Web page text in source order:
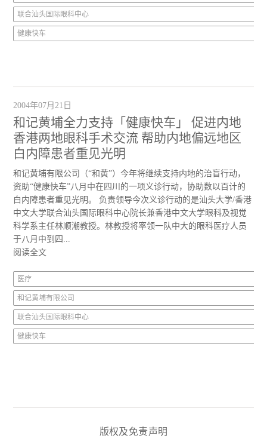
联合汕头国际眼科中心
健康快车
2004年07月21日
和记黄埔全力支持「健康快车」 促进内地
香港两地眼科手术交流 帮助内地偏远地区
白内障患者重见光明
和记黄埔有限公司（“和黄”）今年将继续支持内地的治盲行动，
资助“健康快车”八月中在四川的一项义诊行动，协助数以百计的
白内障患者重见光明。 负责领导今次义诊行动的是汕头大学/香港
中文大学联合汕头国际眼科中心院长兼香港中文大学眼科及视觉
科学系主任林顺潮教授。林教授将率领一队中大的眼科医疗人员
于八月中到四...
阅读全文
医疗
和记黄埔有限公司
联合汕头国际眼科中心
健康快车
版权及免责声明